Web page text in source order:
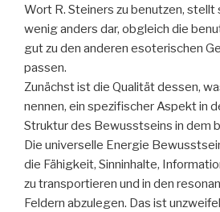
Wort R. Steiners zu benutzen, stellt
wenig anders dar, obgleich die
gut zu den anderen esoterischen
passen.
Zunächst ist die Qualität dessen,
nennen, ein spezifischer Aspekt in
Struktur des Bewusstseins in dem
Die universelle Energie
die Fähigkeit, Sinninhalte,
zu transportieren und in den
Feldern abzulegen. Das ist